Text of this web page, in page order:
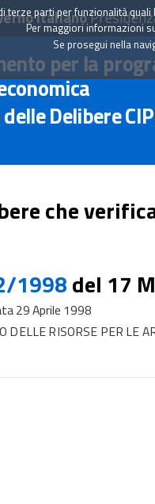
Italiano
per la
Delibere
che
1998del 17
29 Aprile 1998
DELLE RISORSE PER LE
terze parti per funzionalità
Per maggiori informazioni
Se prosegui nella